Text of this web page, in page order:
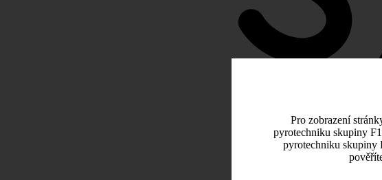
Pro zobrazení
pyrotechniku skupiny
pyrotechniku skupiny